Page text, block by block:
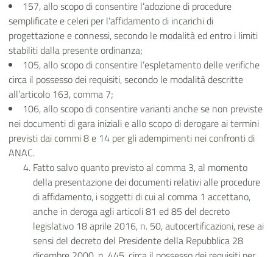
157, allo scopo di consentire l’adozione di procedure
semplificate e celeri per l’affidamento di incarichi di
progettazione e connessi, secondo le modalità ed entro i limiti
stabiliti dalla presente ordinanza;
105, allo scopo di consentire l’espletamento delle verifiche
circa il possesso dei requisiti, secondo le modalità descritte
all’articolo 163, comma 7;
106, allo scopo di consentire varianti anche se non previste
nei documenti di gara iniziali e allo scopo di derogare ai termini
previsti dai commi 8 e 14 per gli adempimenti nei confronti di
ANAC.
Fatto salvo quanto previsto al comma 3, al momento
della presentazione dei documenti relativi alle procedure
di affidamento, i soggetti di cui al comma 1 accettano,
anche in deroga agli articoli 81 ed 85 del decreto
legislativo 18 aprile 2016, n. 50, autocertificazioni, rese ai
sensi del decreto del Presidente della Repubblica 28